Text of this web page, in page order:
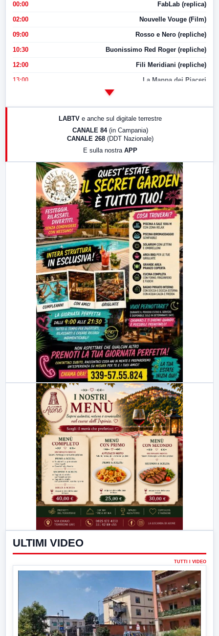
00:00 FabLab (replica)
02:00 Nouvelle Vouge (Film)
09:00 Rosso e Nero (repliche)
10:30 Buonissimo Red Roger (repliche)
12:00 Fili Meridiani (repliche)
13:00 La Mappa dei Piaceri
LabNews (replica)
LABTV e anche sul digitale terrestre
CANALE 84 (in Campania)
CANALE 268 (DDT Nazionale)
E sulla nostra APP
ULTIMI VIDEO
TUTTI I VIDEO